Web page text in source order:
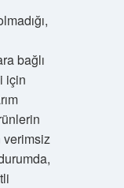
bağlı
için
verimsiz